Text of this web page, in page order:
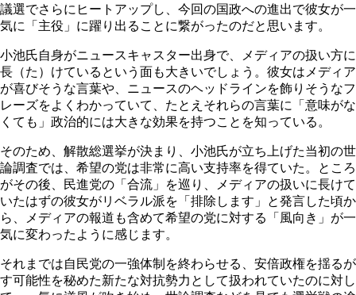
議選でさらにヒートアップし、今回の国政への進出で彼女が一
気に「主役」に躍り出ることに繋がったのだと思います。
小池氏自身がニュースキャスター出身で、メディアの扱い方に
長（た）けているという面も大きいでしょう。彼女はメディア
が喜びそうな言葉や、ニュースのヘッドラインを飾りそうなフ
レーズをよくわかっていて、たとえそれらの言葉に「意味がな
くても」政治的には大きな効果を持つことを知っている。
そのため、解散総選挙が決まり、小池氏が立ち上げた当初の世
論調査では、希望の党は非常に高い支持率を得ていた。ところ
がその後、民進党の「合流」を巡り、メディアの扱いに長けて
いたはずの彼女がリベラル派を「排除します」と発言した頃か
ら、メディアの報道も含めて希望の党に対する「風向き」が一
気に変わったように感じます。
それまでは自民党の一強体制を終わらせる、安倍政権を揺るが
す可能性を秘めた新たな対抗勢力として扱われていたのに対し